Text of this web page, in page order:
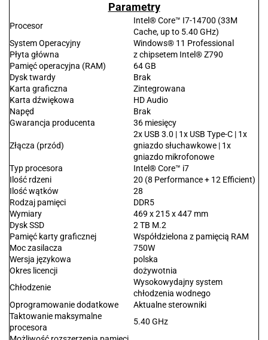
Parametry
Procesor
Intel® Core™ I7-14700 (33M
Cache, up to 5.40 GHz)
System Operacyjny
Windows® 11 Professional
Płyta główna
z chipsetem Intel® Z790
Pamięć operacyjna (RAM)
64 GB
Dysk twardy
Brak
Karta graficzna
Zintegrowana
Karta dźwiękowa
HD Audio
Napęd
Brak
Gwarancja producenta
36 miesięcy
Złącza (przód)
2x USB 3.0 | 1x USB Type-C | 1x
gniazdo słuchawkowe | 1x
gniazdo mikrofonowe
Typ procesora
Intel® Core™ i7
Ilość rdzeni
20 (8 Performance + 12 Efficient)
Ilość wątków
28
Rodzaj pamięci
DDR5
Wymiary
469 x 215 x 447 mm
Dysk SSD
2 TB M.2
Pamięć karty graficznej
Współdzielona z pamięcią RAM
Moc zasilacza
750W
Wersja językowa
polska
Okres licencji
dożywotnia
Chłodzenie
Wysokowydajny system
chłodzenia wodnego
Oprogramowanie dodatkowe
Aktualne sterowniki
Taktowanie maksymalne
procesora
5.40 GHz